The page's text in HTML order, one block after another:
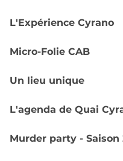
L'Expérience Cyrano
Micro-Folie CAB
Un lieu unique
L'agenda de Quai
Murder party - Saison
Monestier